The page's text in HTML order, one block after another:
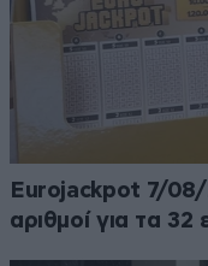
Eurojackpot 7/08/
αριθμοί για τα